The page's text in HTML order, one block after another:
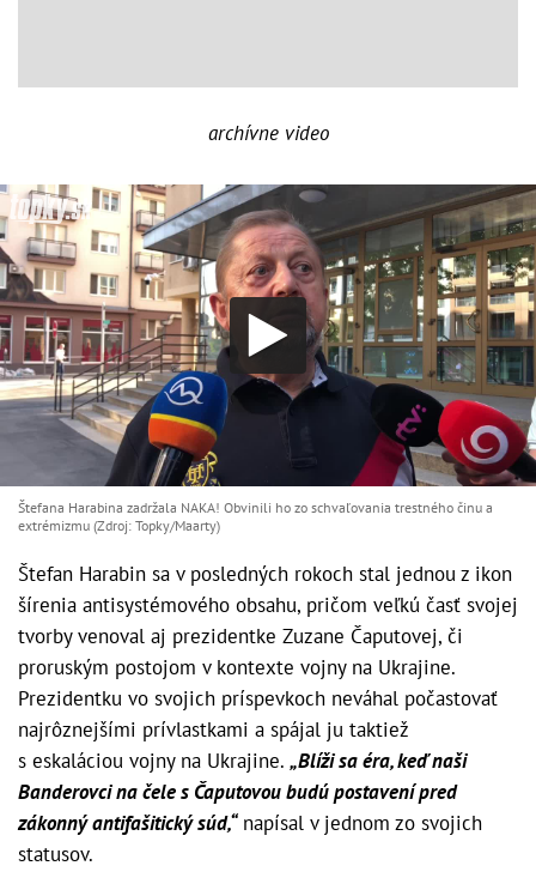
archívne video
Štefana Harabina zadržala NAKA! Obvinili ho zo schvaľovania trestného činu a
extrémizmu (Zdroj: Topky/Maarty)
Štefan Harabin sa v posledných rokoch stal jednou z ikon
šírenia antisystémového obsahu, pričom veľkú časť svojej
tvorby venoval aj prezidentke Zuzane Čaputovej, či
proruským postojom v kontexte vojny na Ukrajine.
Prezidentku vo svojich príspevkoch neváhal počastovať
najrôznejšími prívlastkami a spájal ju taktiež
s eskaláciou vojny na Ukrajine. „Blíži sa éra, keď naši
Banderovci na čele s Čaputovou budú postavení pred
zákonný antifašitický súd,“napísal v jednom zo svojich
statusov.